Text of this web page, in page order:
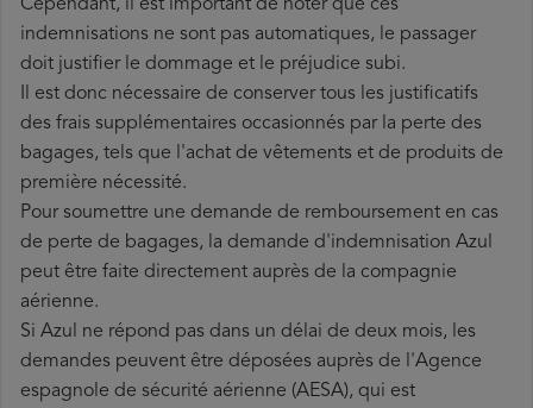
Cependant, il est important de noter que ces
indemnisations ne sont pas automatiques, le passager
doit justifier le dommage et le préjudice subi.
Il est donc nécessaire de conserver tous les justificatifs
des frais supplémentaires occasionnés par la perte des
bagages, tels que l'achat de vêtements et de produits de
première nécessité.
Pour soumettre une demande de remboursement en cas
de perte de bagages, la demande d'indemnisation Azul
peut être faite directement auprès de la compagnie
aérienne.
Si Azul ne répond pas dans un délai de deux mois, les
demandes peuvent être déposées auprès de l'Agence
espagnole de sécurité aérienne (AESA), qui est